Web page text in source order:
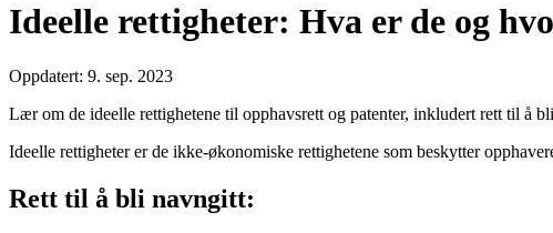
Ideelle rettigheter: Hva er de og
Oppdatert: 9. sep. 2023
Lær om de ideelle rettighetene til opphavsrett og patenter, inkludert rett til å
Ideelle rettigheter er de ikke-økonomiske rettighetene som beskytter
Rett til å bli navngitt: